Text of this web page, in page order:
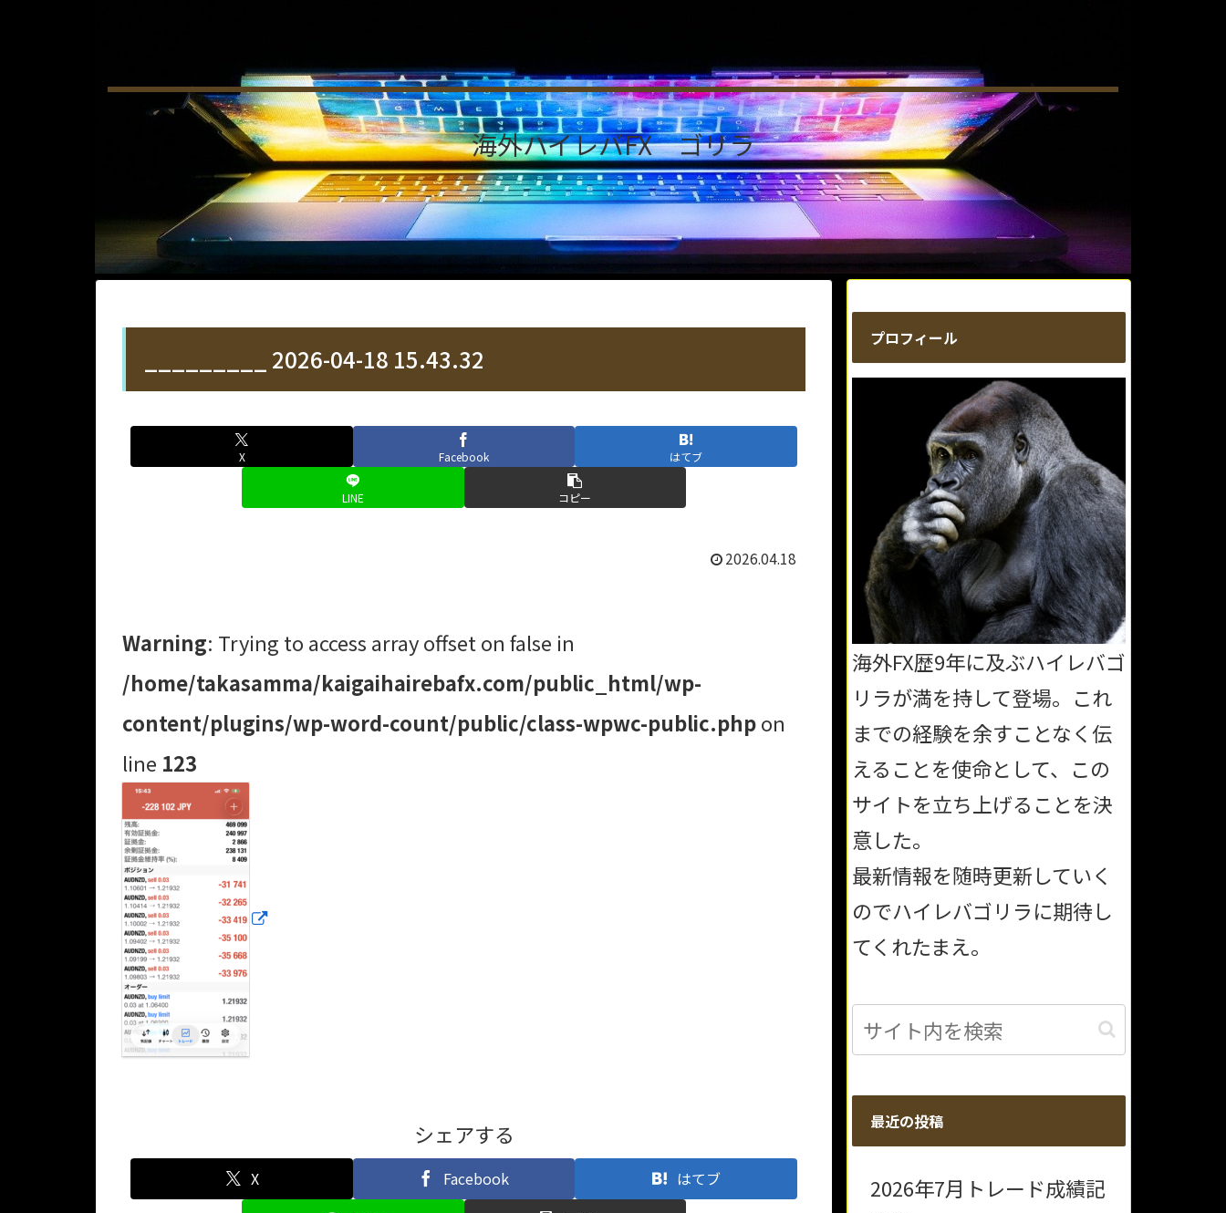
海外ハイレバFX ゴリラ
_________ 2026-04-18 15.43.32
X Facebook はてブ
LINE コピー
2026.04.18
Warning: Trying to access array offset on false in
/home/takasamma/kaigaihairebafx.com/public_html/wp-
content/plugins/wp-word-count/public/class-wpwc-public.phpon
line 123
シェアする
X Facebook
はてブ
プロフィール
海外FX歴9年に及ぶハイレバゴ
リラが満を持して登場。これ
までの経験を余すことなく伝
えることを使命として、この
サイトを立ち上げることを決
意した。
最新情報を随時更新していく
のでハイレバゴリラに期待し
てくれたまえ。
最近の投稿
2026年7月トレード成績記